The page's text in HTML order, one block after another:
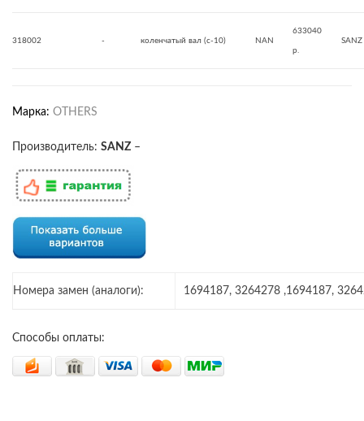
318002 - коленчатый вал (c-10) NAN
633040
р.
SANZ
Марка: OTHERS
Производитель: SANZ –
Номера замен (аналоги): 1694187, 3264278 ,1694187,
Способы оплаты: